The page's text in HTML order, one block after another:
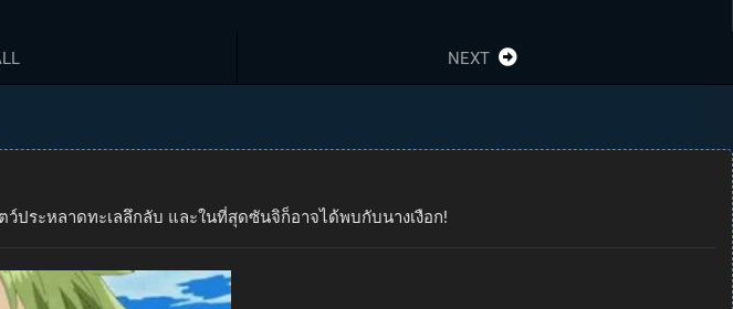
NEXT
ว์ประหลาดทะเลลึกลับ และในที่สุดซันจิก็อาจได้พบกับนางเงือก!